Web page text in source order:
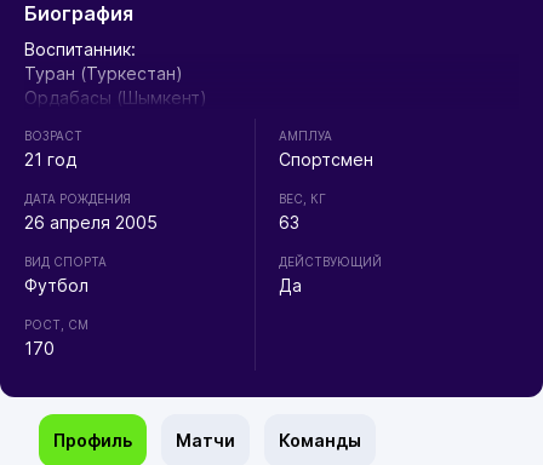
Биография
Воспитанник:
Туран (Туркестан)
Ордабасы (Шымкент)
ВОЗРАСТ
21 год
ДАТА РОЖДЕНИЯ
26 апреля 2005
ВИД СПОРТА
Футбол
РОСТ, СМ
170
АМПЛУА
Спортсмен
ВЕС, КГ
63
ДЕЙСТВУЮЩИЙ
Да
Профиль Матчи Команды